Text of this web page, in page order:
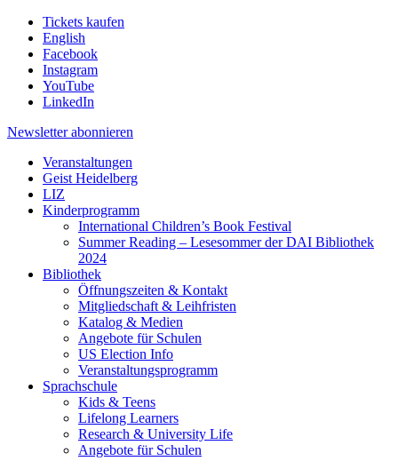
Tickets kaufen
English
Facebook
Instagram
YouTube
LinkedIn
Newsletter abonnieren
Veranstaltungen
Geist Heidelberg
LIZ
Kinderprogramm
International Children’s Book Festival
Summer Reading – Lesesommer der DAI Bibliothek
2024
Bibliothek
Öffnungszeiten & Kontakt
Mitgliedschaft & Leihfristen
Katalog & Medien
Angebote für Schulen
US Election Info
Veranstaltungsprogramm
Sprachschule
Kids & Teens
Lifelong Learners
Research & University Life
Angebote für Schulen